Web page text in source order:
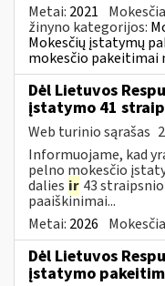
Metai: 2021
žinyno kategorijos:
Mokesčių įstatymų
mokesčio pakeitimai
Dėl Lietuvos
įstatymo 41
Web turinio sąrašas
Informuojame, kad
pelno mokesčio
dalies ir 43
paaiškinimai...
Metai: 2026
Dėl Lietuvos
įstatymo